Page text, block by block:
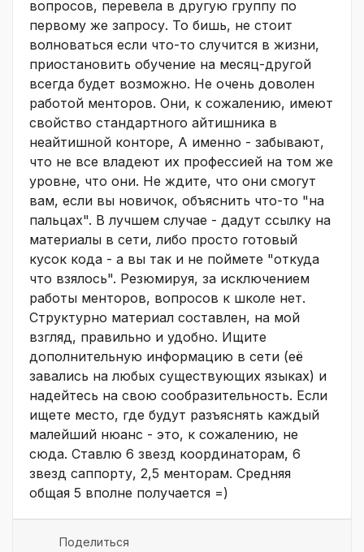
вопросов, перевела в другую группу по
первому же запросу. То бишь, не стоит
волноваться если что-то случится в жизни,
приостановить обучение на месяц-другой
всегда будет возможно. Не очень доволен
работой менторов. Они, к сожалению, имеют
свойство стандартного айтишника в
неайтишной конторе, А именно - забывают,
что не все владеют их профессией на том же
уровне, что они. Не ждите, что они смогут
вам, если вы новичок, объяснить что-то "на
пальцах". В лучшем случае - дадут ссылку на
материалы в сети, либо просто готовый
кусок кода - а вы так и не поймете "откуда
что взялось". Резюмируя, за исключением
работы менторов, вопросов к школе нет.
Структурно материал составлен, на мой
взгляд, правильно и удобно. Ищите
дополнительную информацию в сети (её
завались на любых существующих языках) и
надейтесь на свою сообразительность. Если
ищете место, где будут разъяснять каждый
малейший нюанс - это, к сожалению, не
сюда. Ставлю 6 звезд координаторам, 6
звезд саппорту, 2,5 менторам. Средняя
общая 5 вполне получается =)
Поделиться